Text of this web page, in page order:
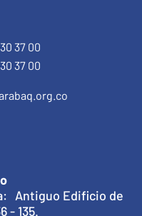
37 00
37 00
Antiguo Edificio de
- 135.